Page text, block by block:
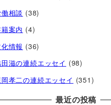
相談 (38)
案内 (4)
情報 (36)
田滋の連続エッセイ (98)
孝二の連続エッセイ (351)
最近の投稿